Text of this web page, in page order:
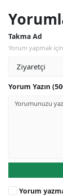
Takma Ad
Yorum yapmak
Yorum Yazın
Yorum